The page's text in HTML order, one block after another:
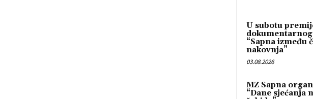
U subotu
“Sapna između
nakovnja”
03.08.2026
MZ Sapna
“Dane sjećanja